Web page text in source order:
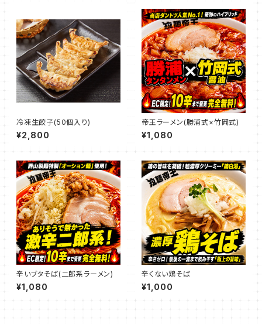
冷凍生餃子(50個入り)
¥2,800
帝王ラーメン(勝浦式×竹岡式)
¥1,080
辛いブタそば(二郎系ラーメン)
¥1,080
辛くない鶏そば
¥1,000